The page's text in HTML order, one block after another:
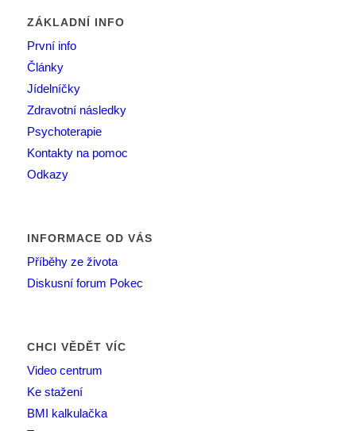
ZÁKLADNÍ INFO
První info
Články
Jídelníčky
Zdravotní následky
Psychoterapie
Kontakty na pomoc
Odkazy
INFORMACE OD VÁS
Příběhy ze života
Diskusní forum Pokec
CHCI VĚDĚT VÍC
Video centrum
Ke stažení
BMI kalkulačka